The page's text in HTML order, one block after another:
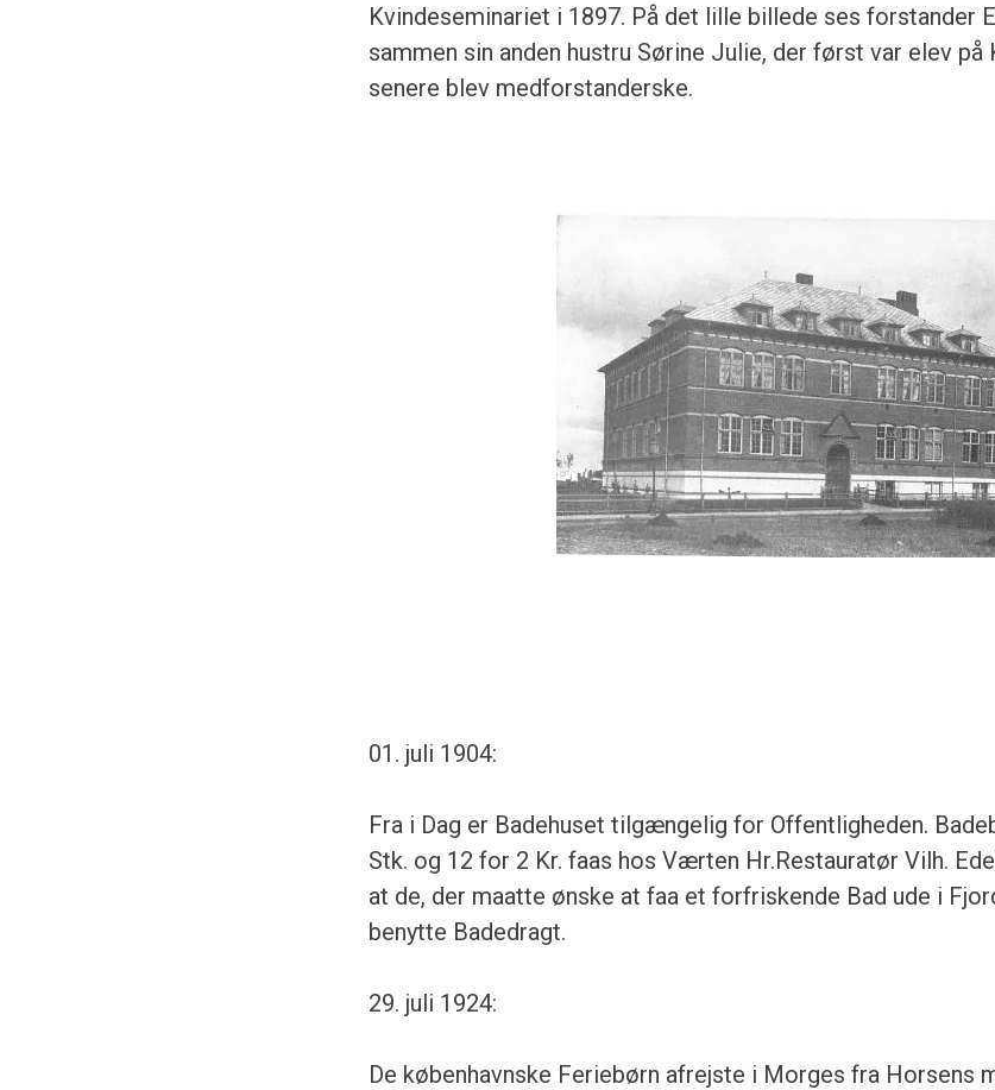
Kvindeseminariet i 1897. På det lille billede ses forstander
sammen sin anden hustru Sørine Julie, der først var elev på
senere blev medforstanderske.
01. juli 1904:
Fra i Dag er Badehuset tilgængelig for Offentligheden.
Stk. og 12 for 2 Kr. faas hos Værten Hr.Restauratør Vilh.
at de, der maatte ønske at faa et forfriskende Bad ude i
benytte Badedragt.
29. juli 1924:
De københavnske Feriebørn afrejste i Morges fra Horsens